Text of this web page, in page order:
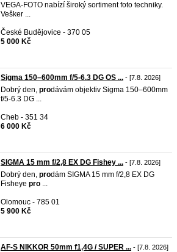
VEGA-FOTO nabízí široký sortiment foto techniky.
Vešker ...
České Budějovice - 370 05
5 000 Kč
Sigma 150–600mm f/5-6.3 DG OS ... - [7.8. 2026]
Dobrý den, prodávám objektiv Sigma 150–600mm
f/5-6.3 DG ...
Cheb - 351 34
6 000 Kč
SIGMA 15 mm f/2,8 EX DG Fishey ... - [7.8. 2026]
Dobrý den, prodám SIGMA 15 mm f/2,8 EX DG
Fisheye pro ...
Olomouc - 785 01
5 900 Kč
AF-S NIKKOR 50mm f1,4G / SUPER ... - [7.8. 2026]